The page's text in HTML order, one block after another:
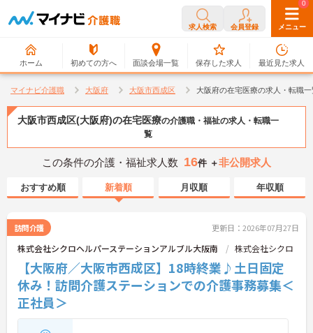
求人検索 会員登録 メニュー
ホーム 初めての方へ 面談会場一覧
0
保存した求人
0
最近見た求人
マイナビ介護職 大阪府 大阪市西成区 大阪府の在宅医療の求人・転職一
大阪市西成区(大阪府)の在宅医療の介護職・福祉の求人・転職一
覧
この条件の介護・福祉求人数 16件 ＋非公開求人
おすすめ順 新着順 月収順 年収順
訪問介護 更新日：2026年07月27日
株式会社シクロヘルパーステーションアルブル大阪南 株式会社シクロ
【大阪府／大阪市西成区】18時終業♪土日固定
休み！訪問介護ステーションでの介護事務募集＜
正社員＞